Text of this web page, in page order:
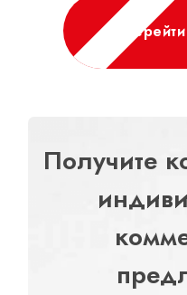
Получите